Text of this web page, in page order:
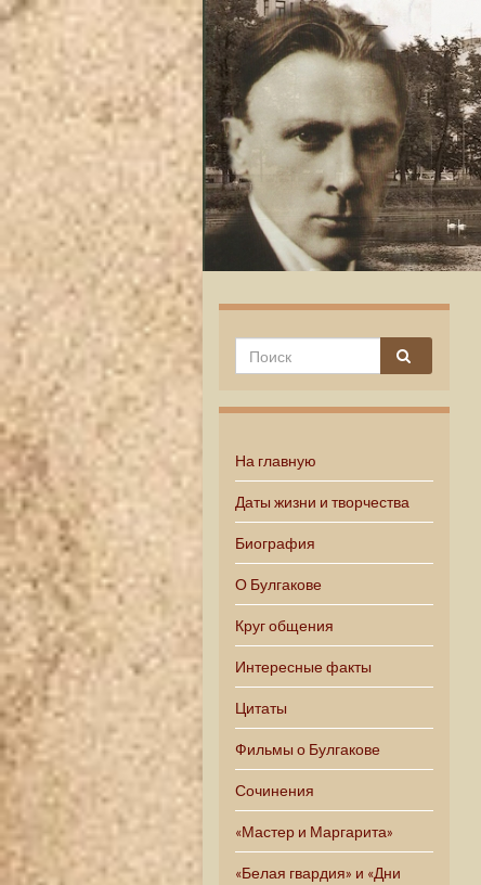
На главную
Даты жизни и творчества
Биография
О Булгакове
Круг общения
Интересные факты
Цитаты
Фильмы о Булгакове
Сочинения
«Мастер и Маргарита»
«Белая гвардия» и «Дни